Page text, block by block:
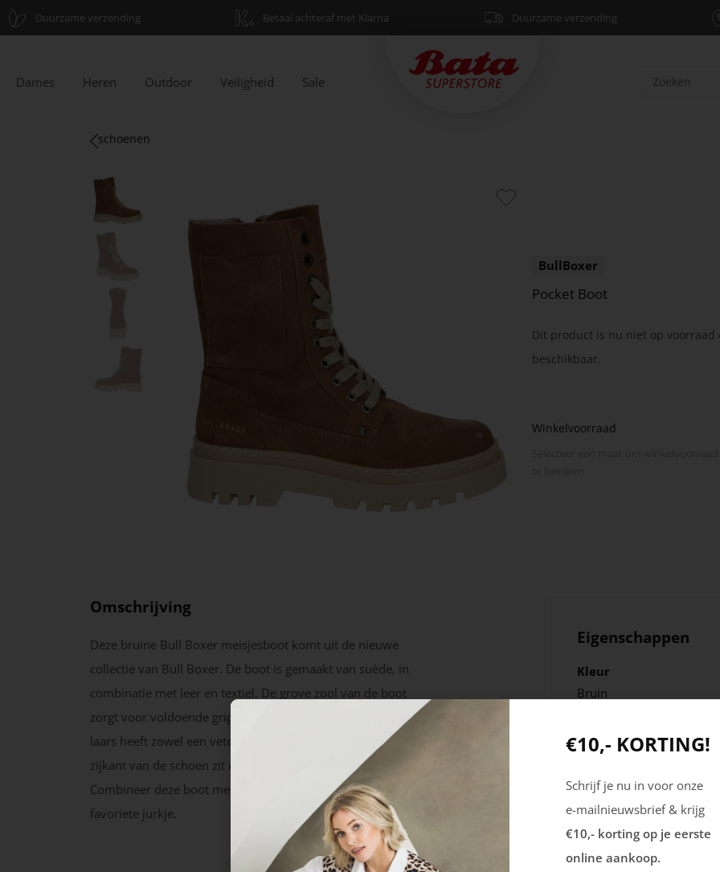
Duurzame verzending Betaal achteraf met Klarna Duurzame verzending
Dames Heren Outdoor Veiligheid Sale
schoenen
BullBoxer
Pocket Boot
Dit product is nu niet op voorraad
beschikbaar.
Winkelvoorraad
Omschrijving
Deze bruine Bull Boxer meisjesboot komt uit de nieuwe
collectie van Bull Boxer. De boot is gemaakt van suède, in
combinatie met leer en textiel. De grove zool van de boot
zorgt voor voldoende grip en een sportieve uitstraling. De
laars heeft zowel een veter- als een ritssluiting. Aan de
zijkant van de schoen zit een grappig klein steekvakje!
Combineer deze boot met een flaired broek of met je
favoriete jurkje.
Eigenschappen
Kleur
Bruin
Seizoen
HW2223
Uitneembare zool
€10,- KORTING!
Schrijf je nu in voor onze
e-mailnieuwsbrief & krijg
€10,- korting op je eerste
online aankoop.